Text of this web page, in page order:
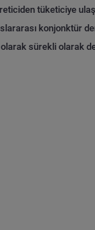
tüketiciye
konjonktür
sürekli olarak